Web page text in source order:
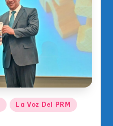
La Voz Del PRM